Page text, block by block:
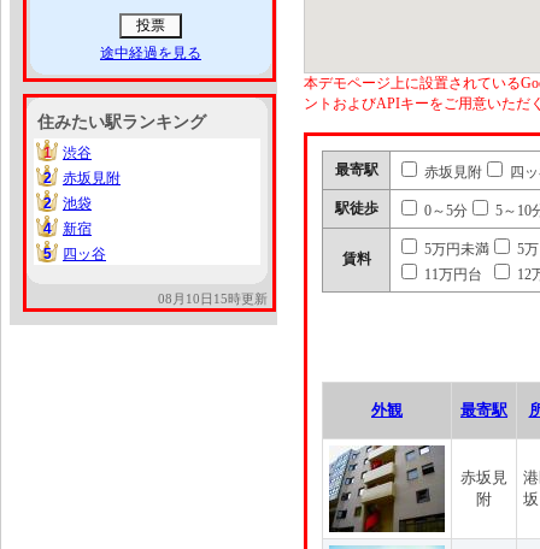
途中経過を見る
住みたい駅ランキング
1
1
渋谷
2
2
赤坂見附
2
2
池袋
4
4
新宿
5
5 四ッ谷
08月10日15時更新
本デモページ上に設置されている
ントおよびAPIキーをご用意いただ
最寄駅 赤坂見附 四
駅徒歩 0～5分 5～10
賃料
5万円未満
5
11万円台
12
外観 最寄駅
赤坂見
附